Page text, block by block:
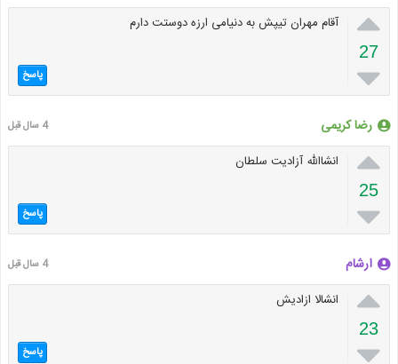

27

آقام مهران تیپش به دنیامی ارزه دوستت دارم
پاسخ
رضا کریمی 4 سال قبل

25

انشاالله آزادیت سلطان
پاسخ
ارشام 4 سال قبل

23

انشالا ازادیش
پاسخ